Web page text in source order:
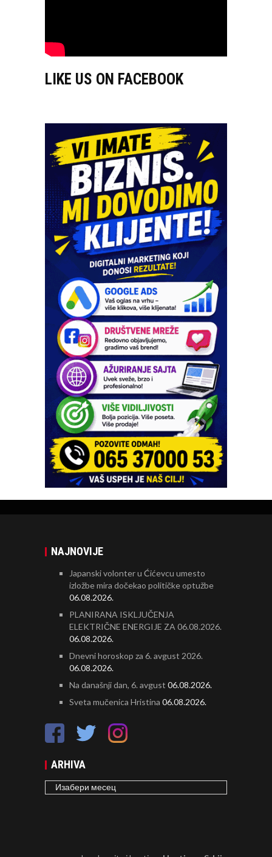
LIKE US ON FACEBOOK
NAJNOVIJE
Japanski volonter u Ćićevcu umesto
izložbe mira dočekao političke optužbe
06.08.2026.
PLANIRANA ISKLJUČENJA
ELEKTRIČNE ENERGIJE ZA 06.08.2026.
06.08.2026.
Dnevni horoskop za 6. avgust 2026.
06.08.2026.
Na današnji dan, 6. avgust 06.08.2026.
Sveta mučenica Hristina 06.08.2026.
ARHIVA
ARHIVA